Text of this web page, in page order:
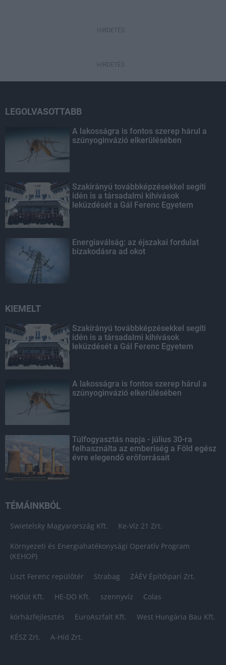
HIRDETÉS
HIRDETÉS
LEGOLVASOTTABB
A lakosságra is fontos szerep hárul a
szúnyoginvázió elkerülésében
Szakirányú továbbképzésekkel segíti
idén is a társadalmi kihívások
leküzdését a Gál Ferenc Egyetem
Energiaválság: az éjszakai fordulat
bizakodásra ad okot
KIEMELT
Szakirányú továbbképzésekkel segíti
idén is a társadalmi kihívások
leküzdését a Gál Ferenc Egyetem
A lakosságra is fontos szerep hárul a
szúnyoginvázió elkerülésében
Túlfogyasztás napja - július 30-ra
felhasználta az emberiség a Föld egész
évre elegendő erőforrásait
TÉMÁINKBÓL
Swietelsky Magyarország Kft. Ke-Víz 21 Zrt.
Környezeti és Energiahatékonysági Operatív Program
(KEHOP)
Liszt Ferenc repülőtér Strabag ZÁÉV Építőipari Zrt.
Hódút Kft. HE-DO Kft. szennyvíz Colas
kórházfejlesztés EuroAszfalt Kft. West Hungária Bau Kft.
KÉSZ Zrt. A-Híd Zrt.